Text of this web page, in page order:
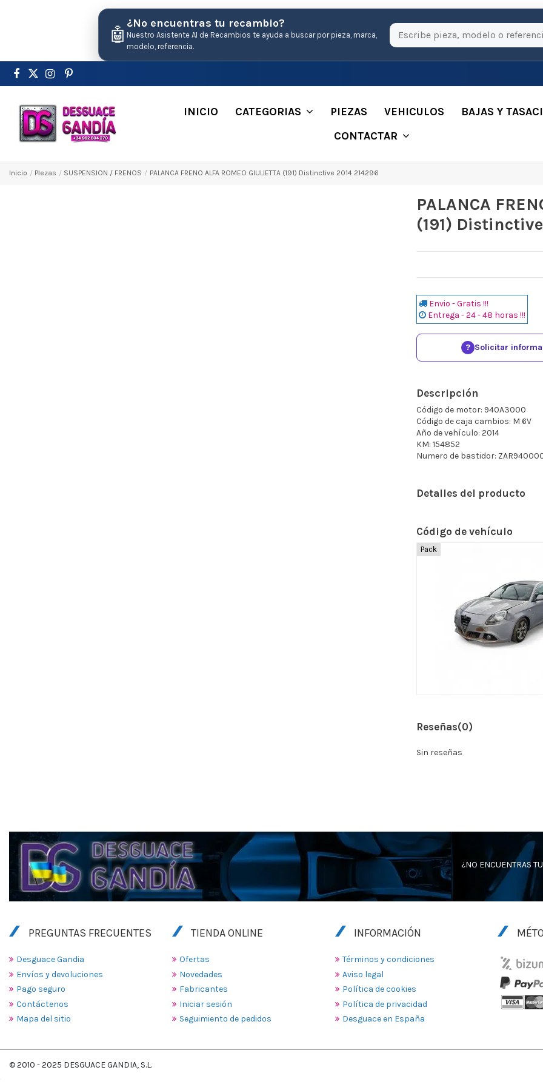
🤖
¿No encuentras tu recambio?
Nuestro Asistente AI de Recambios te ayuda a buscar por pieza, marca,
modelo, referencia.
INICIO CATEGORIAS PIEZAS VEHICULOS
BAJAS Y
CONTACTAR
Inicio Pіezas SUSPENSION / FRENOS PALANCA FRENO ALFA ROMEO GIULIETTA (191) Distinctive 2014 214296
PALANCA
(191)
Envio - Gratis !!!
Entrega - 24 - 48 horas !!!
? Solicitar
Descripción
Código de motor: 940A3000
Código de caja cambios: M 6V
Año de vehículo: 2014
KM: 154852
Numero de bastidor:
Detalles del producto
Código de vehículo
Pack
Reseñas(0)
Sin reseñas
¿NO ENCUENTRAS
PREGUNTAS FRECUENTES
Desguace Gandia
Envíos y devoluciones
Pago seguro
Contáctenos
Mapa del sitio
TIENDA ONLINE
Ofertas
Novedades
Fabricantes
Iniciar sesión
Seguimiento de pedidos
INFORMACIÓN
Términos y condiciones
Aviso legal
Política de cookies
Política de privacidad
Desguace en España
© 2010 - 2025 DESGUACE GANDIA, S.L.